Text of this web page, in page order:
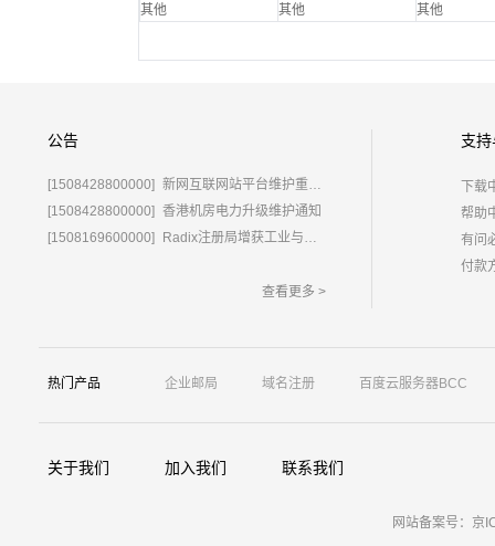
其他
其他 其他
公告
[1508428800000] 新网互联网站平台维护重要通知
[1508428800000] 香港机房电力升级维护通知
[1508169600000]
Radix注册局增获工业与信息化部域名运营批复
查看更多 >
支
下载
帮助
有问
付款
热门产品 企业邮局 域名注册 百度云服务器BCC
关于我们 加入我们 联系我们
网站备案号：京